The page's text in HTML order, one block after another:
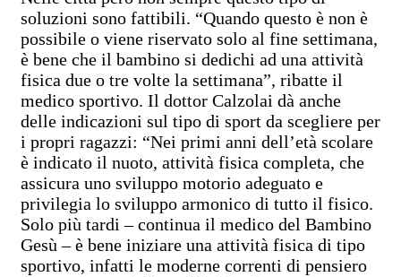
soluzioni sono fattibili. “Quando questo è non è
possibile o viene riservato solo al fine settimana,
è bene che il bambino si dedichi ad una attività
fisica due o tre volte la settimana”, ribatte il
medico sportivo. Il dottor Calzolai dà anche
delle indicazioni sul tipo di sport da scegliere per
i propri ragazzi: “Nei primi anni dell’età scolare
è indicato il nuoto, attività fisica completa, che
assicura uno sviluppo motorio adeguato e
privilegia lo sviluppo armonico di tutto il fisico.
Solo più tardi – continua il medico del Bambino
Gesù – è bene iniziare una attività fisica di tipo
sportivo, infatti le moderne correnti di pensiero